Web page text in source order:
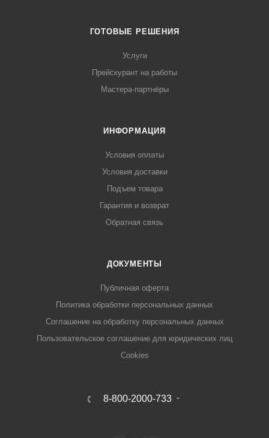
ГОТОВЫЕ РЕШЕНИЯ
Услуги
Прейскурант на работы
Мастера-партнёры
ИНФОРМАЦИЯ
Условия оплаты
Условия доставки
Подъем товара
Гарантия и возврат
Обратная связь
ДОКУМЕНТЫ
Публичная оферта
Политика обработки персональных данных
Соглашение на обработку персональных данных
Пользовательское соглашение для юридических лиц
Cookies
8-800-2000-733